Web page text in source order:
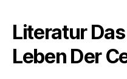
Literatur
Leben Der